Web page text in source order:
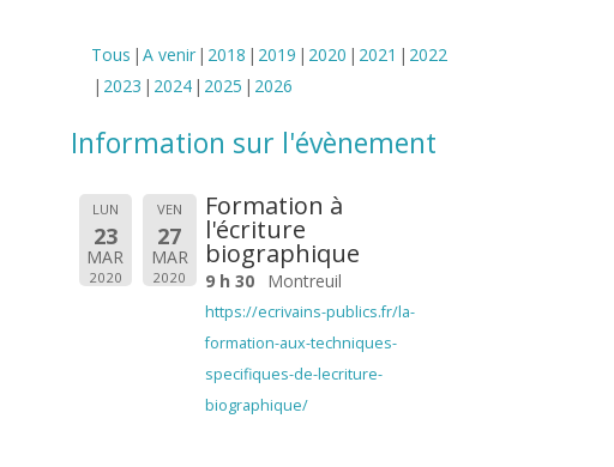
Tous A venir 2018 2019 2020 2021
2022
2023
2024 2025 2026
Information sur l'évènement
LUN
23
MAR
2020
VEN
27
MAR
2020
Formation à
l'écriture
biographique
9 h 30 Montreuil
https://ecrivains-publics.fr/la-
formation-aux-techniques-
specifiques-de-lecriture-
biographique/